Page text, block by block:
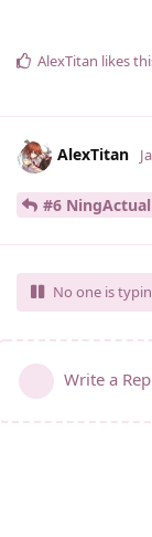
AlexTitan likes
AlexTitan
#6
No one is
Write a